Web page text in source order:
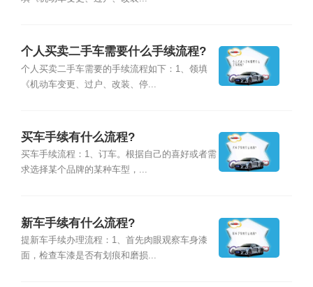
个人买卖二手车需要什么手续流程?
个人买卖二手车需要的手续流程如下：1、领填
《机动车变更、过户、改装、停...
买车手续有什么流程?
买车手续流程：1、订车。根据自己的喜好或者需
求选择某个品牌的某种车型，...
新车手续有什么流程?
提新车手续办理流程：1、首先肉眼观察车身漆
面，检查车漆是否有划痕和磨损...